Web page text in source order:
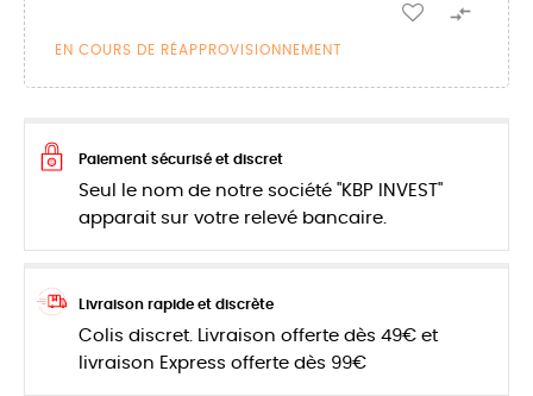

EN COURS DE RÉAPPROVISIONNEMENT
Paiement sécurisé et discret
Seul le nom de notre société "KBP INVEST"
apparait sur votre relevé bancaire.
Livraison rapide et discrète
Colis discret. Livraison offerte dès 49€ et
livraison Express offerte dès 99€